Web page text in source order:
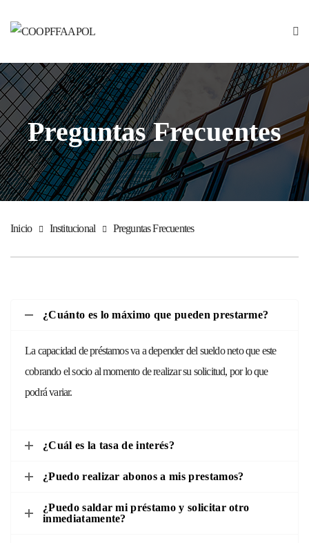
Preguntas Frecuentes
Inicio Institucional Preguntas Frecuentes
¿Cuánto es lo máximo que pueden prestarme?
La capacidad de préstamos va a depender del sueldo neto que este
cobrando el socio al momento de realizar su solicitud, por lo que
podrá variar.
¿Cuál es la tasa de interés?
¿Puedo realizar abonos a mis prestamos?
¿Puedo saldar mi préstamo y solicitar otro
inmediatamente?